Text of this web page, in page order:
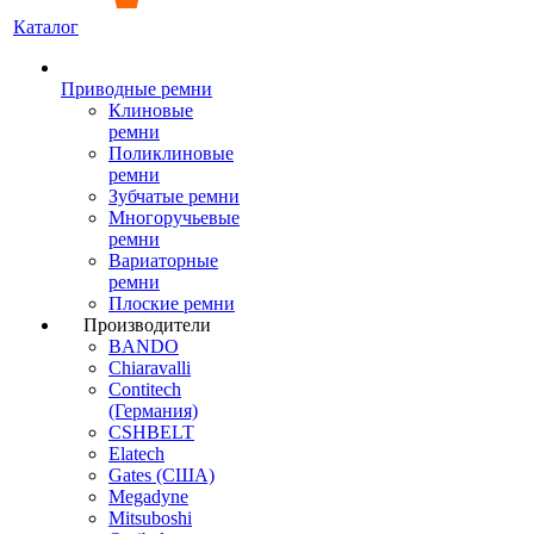
Каталог
Приводные ремни
Клиновые
ремни
Поликлиновые
ремни
Зубчатые ремни
Многоручьевые
ремни
Вариаторные
ремни
Плоские ремни
Производители
BANDO
Chiaravalli
Contitech
(Германия)
CSHBELT
Elatech
Gates (США)
Megadyne
Mitsuboshi